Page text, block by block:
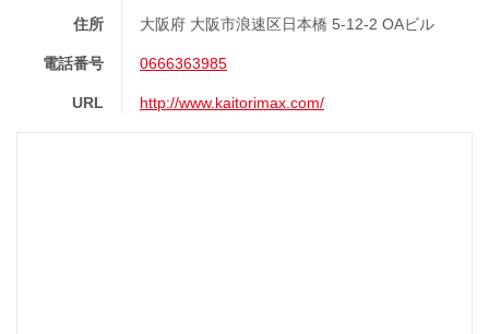
住所 大阪府 大阪市浪速区日本橋 5-12-2 OAビル
電話番号 0666363985
URL http://www.kaitorimax.com/